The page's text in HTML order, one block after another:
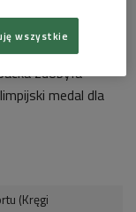
Wierzyńskiego
Igrzysk
zdobyła
medal dla
(Kręgi
wszystkie